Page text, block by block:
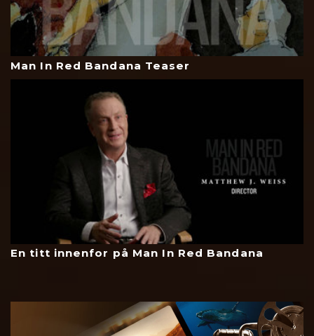
Man In Red Bandana Teaser
En titt innenfor på Man In Red Bandana